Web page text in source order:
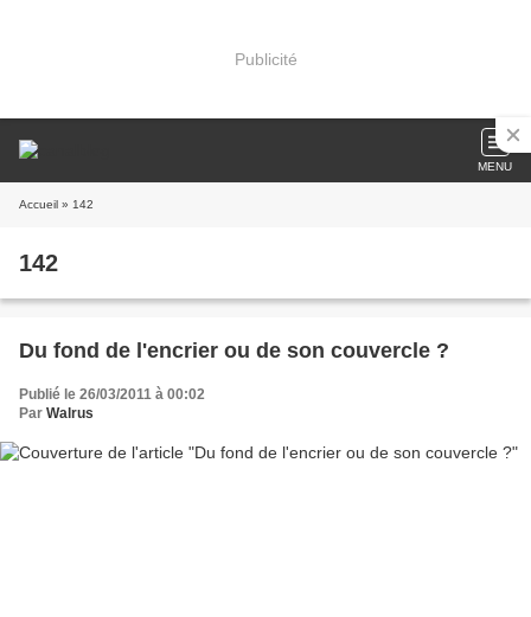
Publicité
MENU
Accueil » 142
142
Du fond de l'encrier ou de son couvercle ?
Publié le 26/03/2011 à 00:02
Par Walrus